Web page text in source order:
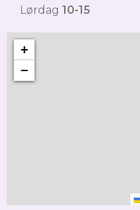
Lørdag 10-15
+
−